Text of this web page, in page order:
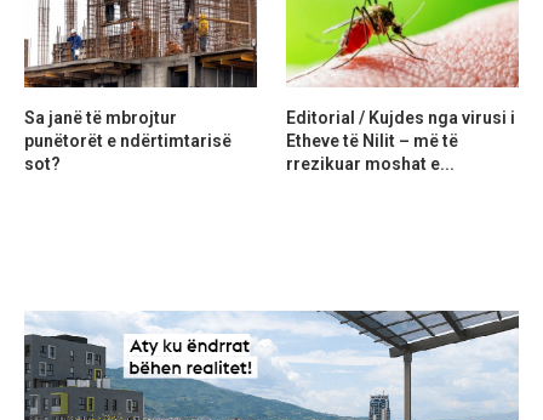
Sa janë të mbrojtur
punëtorët e ndërtimtarisë
sot?
Editorial / Kujdes nga virusi i
Etheve të Nilit – më të
rrezikuar moshat e...